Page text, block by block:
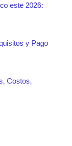
este 2026:
y Pago
Costos,